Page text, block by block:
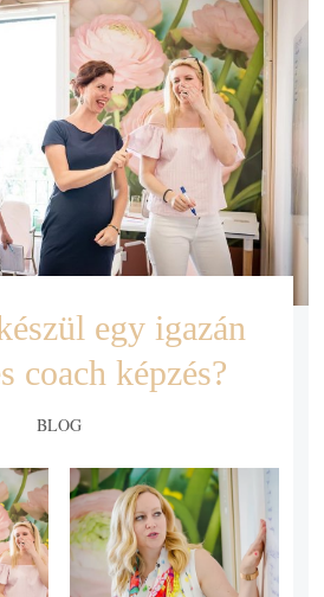
egy igazán
coach képzés?
BLOG